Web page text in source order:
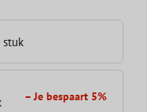
stuk
– Je bespaart 5%